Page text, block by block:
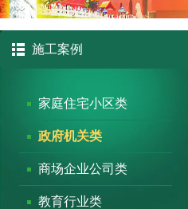
施工案例
家庭住宅小区类
政府机关类
商场企业公司类
教育行业类